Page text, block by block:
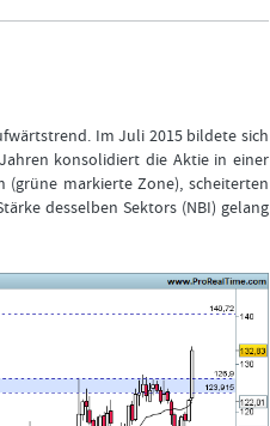
Im Juli 2015 bildete sich
konsolidiert die Aktie in einer
markierte Zone), scheiterten
desselben Sektors (NBI) gelang
Angemeldet
bleiben
LOGIN
Passwort
Pakete.
Bitte
klicken
Sie
„Formationstrader
werden“,
und
auf
FORMATIONSTRADER
WERDEN